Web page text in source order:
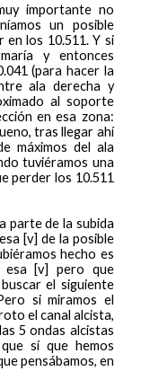
importante no
un posible
en los 10.511. Y si
y entonces
(para hacer la
ala derecha y
al soporte
en esa zona:
tras llegar ahí
máximos del ala
tuviéramos una
perder los 10.511
parte de la subida
[v] de la posible
hecho es
esa [v] pero que
el siguiente
si miramos el
el canal alcista,
5 ondas alcistas
sí que hemos
pensábamos, en